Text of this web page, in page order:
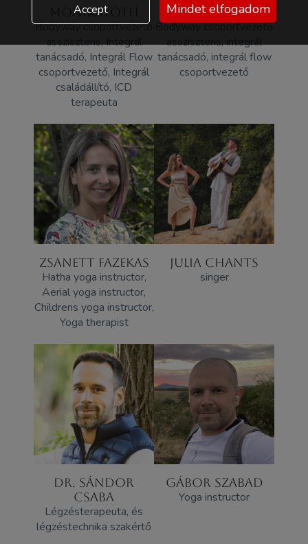
MÓNIKATÓTH
Bodyway csoportvezető
asszisztens, Integrál
tanácsadó, Integrál Flow
csoportvezető, Integrál
családállító, ICD
terapeuta
TÍMEA TÁBOROSI
Bodyway csoportvezető
asszisztens, integrál
tanácsadó, integrál flow
csoportvezető
ZSANETT FAZEKAS
Hatha yoga instructor,
Aerial yoga instructor,
Childrens yoga instructor,
Yoga therapist
JULIA CHANTS
singer
DR. SÁNDOR
CSABA
Légzésterapeuta, és
légzéstechnika szakértő
GÁBOR SZABAD
Yoga instructor
Accept Mindet elfogadom